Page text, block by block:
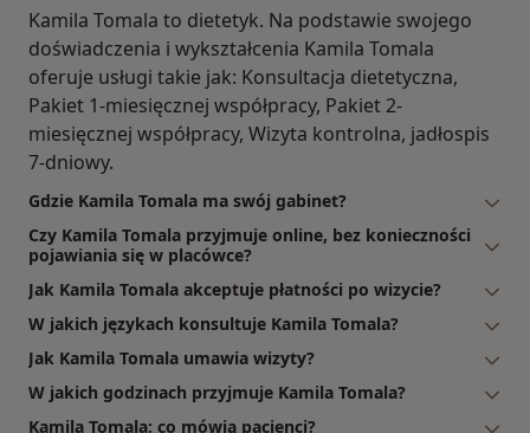
Kamila Tomala to dietetyk. Na podstawie swojego
doświadczenia i wykształcenia Kamila Tomala
oferuje usługi takie jak: Konsultacja dietetyczna,
Pakiet 1-miesięcznej współpracy, Pakiet 2-
miesięcznej współpracy, Wizyta kontrolna, jadłospis
7-dniowy.
Gdzie Kamila Tomala ma swój gabinet?
Czy Kamila Tomala przyjmuje online, bez konieczności
pojawiania się w placówce?
Jak Kamila Tomala akceptuje płatności po wizycie?
W jakich językach konsultuje Kamila Tomala?
Jak Kamila Tomala umawia wizyty?
W jakich godzinach przyjmuje Kamila Tomala?
Kamila Tomala: co mówią pacjenci?